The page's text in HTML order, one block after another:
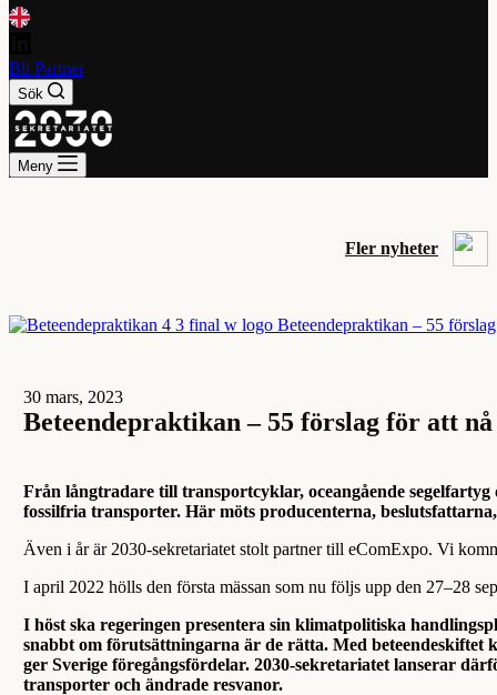
Bli Partner
Sök
Meny
Fler nyheter
30 mars, 2023
Beteendepraktikan – 55 förslag för att
Från långtradare till transportcyklar, oceangående
fossilfria transporter. Här möts producenterna,
Även i år är 2030-sekretariatet stolt partner till eComExpo. Vi
I april 2022 hölls den första mässan som nu följs upp den 27–28
I höst ska regeringen presentera sin klimatpolitiska
snabbt om förutsättningarna är de rätta. Med
ger Sverige föregångsfördelar. 2030-sekretariatet lanserar
transporter och ändrade resvanor.